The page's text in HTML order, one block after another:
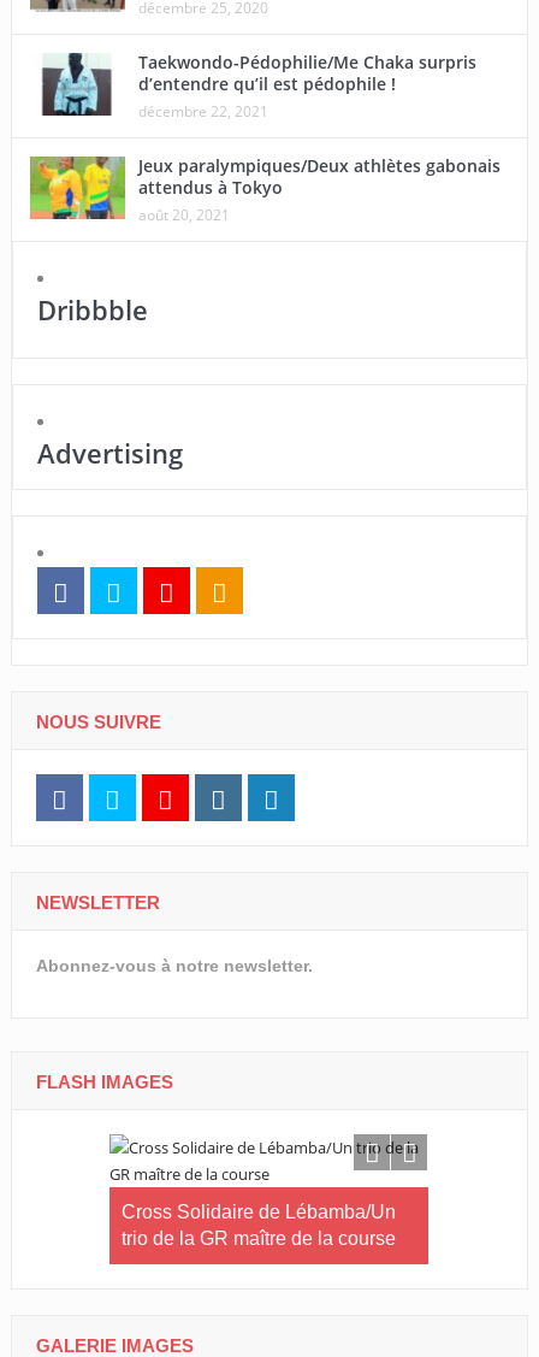
décembre 25, 2020
Taekwondo-Pédophilie/Me Chaka surpris
d’entendre qu’il est pédophile !
décembre 22, 2021
Jeux paralympiques/Deux athlètes gabonais
attendus à Tokyo
août 20, 2021
Dribbble
Advertising
NOUS SUIVRE
NEWSLETTER
Abonnez-vous à notre newsletter.
FLASH IMAGES
Cross Solidaire de Lébamba/Un
trio de la GR maître de la course
GALERIE IMAGES